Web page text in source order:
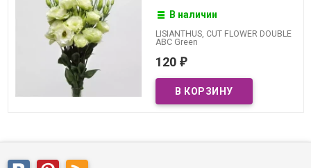
В наличии
LISIANTHUS, CUT FLOWER DOUBLE
ABC Green
120 ₽